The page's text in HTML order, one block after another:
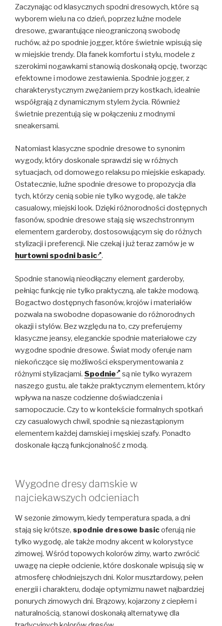
Zaczynając od klasycznych spodni dresowych, które są
wyborem wielu na co dzień, poprzez luźne modele
dresowe, gwarantujące nieograniczoną swobodę
ruchów, aż po spodnie jogger, które świetnie wpisują się
w miejskie trendy. Dla fanek komfortu i stylu, modele z
szerokimi nogawkami stanowią doskonałą opcję, tworząc
efektowne i modowe zestawienia. Spodnie jogger, z
charakterystycznym zwężaniem przy kostkach, idealnie
współgrają z dynamicznym stylem życia. Również
świetnie prezentują się w połączeniu z modnymi
sneakersami.
Natomiast klasyczne spodnie dresowe to synonim
wygody, który doskonale sprawdzi się w różnych
sytuacjach, od domowego relaksu po miejskie eskapady.
Ostatecznie, luźne spodnie dresowe to propozycja dla
tych, którzy cenią sobie nie tylko wygodę, ale także
casualowy, miejski look. Dzięki różnorodności dostępnych
fasonów, spodnie dresowe stają się wszechstronnym
elementem garderoby, dostosowującym się do różnych
stylizacji i preferencji. Nie czekaj i już teraz zamów je w
hurtowni spodni basic .
Spodnie stanowią nieodłączny element garderoby,
pełniąc funkcję nie tylko praktyczną, ale także modową.
Bogactwo dostępnych fasonów, krojów i materiałów
pozwala na swobodne dopasowanie do różnorodnych
okazji i stylów. Bez względu na to, czy preferujemy
klasyczne jeansy, eleganckie spodnie materiałowe czy
wygodne spodnie dresowe. Świat mody oferuje nam
niekończące się możliwości eksperymentowania z
różnymi stylizacjami. Spodnie
są nie tylko wyrazem
naszego gustu, ale także praktycznym elementem, który
wpływa na nasze codzienne doświadczenia i
samopoczucie. Czy to w kontekście formalnych spotkań
czy casualowych chwil, spodnie są niezastąpionym
elementem każdej damskiej i męskiej szafy. Ponadto
doskonale łączą funkcjonalność z modą.
Wygodne dresy damskie w
najciekawszych odcieniach
W sezonie zimowym, kiedy temperatura spada, a dni
stają się krótsze, spodnie dresowe basicoferują nie
tylko wygodę, ale także modny akcent w kolorystyce
zimowej. Wśród topowych kolorów zimy, warto zwrócić
uwagę na ciepłe odcienie, które doskonale wpisują się w
atmosferę chłodniejszych dni. Kolor musztardowy, pełen
energii i charakteru, dodaje optymizmu nawet najbardziej
ponurych zimowych dni. Brązowy, kojarzony z ciepłem i
naturalnością, stanowi doskonałą alternatywę dla